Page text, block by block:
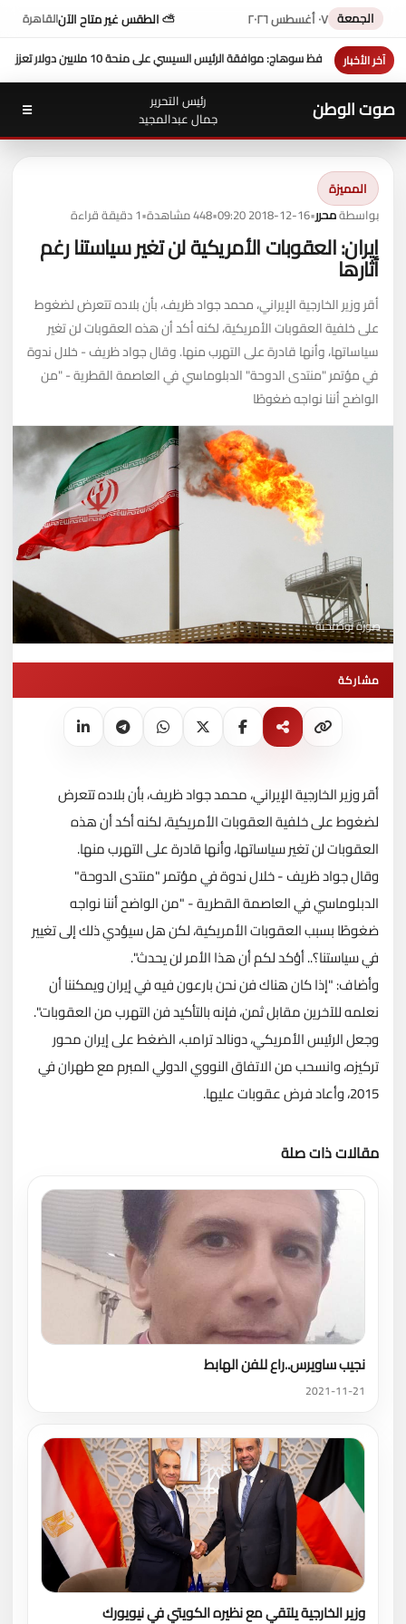
الجمعة ٠٧ أغسطس ٢٠٢٦ ⛅ الطقس غير متاح الآنالقاهرة
آخر الأخبار
بمشاركة محافظ سوهاج ملايين دولار تعزز التنمية بالمحافظة
صوت الوطن
رئيس التحرير
جمال عبدالمجيد
☰
المميزة
بواسطةمحرر•
2018-12-16 09:20
•448 مشاهدة •1 دقيقة قراءة
إيران: العقوبات الأمريكية لن تغير سياستنا رغم
آثارها
أقر وزير الخارجية الإيراني، محمد جواد ظريف، بأن بلاده تتعرض لضغوط
على خلفية العقوبات الأمريكية، لكنه أكد أن هذه العقوبات لن تغير
سياساتها، وأنها قادرة على التهرب منها. وقال جواد ظريف - خلال ندوة
في مؤتمر "منتدى الدوحة" الدبلوماسي في العاصمة القطرية - "من
الواضح أننا نواجه ضغوطًا
صورة توضيحية
مشاركة
أقر وزير الخارجية الإيراني، محمد جواد ظريف، بأن بلاده تتعرض
لضغوط على خلفية العقوبات الأمريكية، لكنه أكد أن هذه
العقوبات لن تغير سياساتها، وأنها قادرة على التهرب منها.
وقال جواد ظريف - خلال ندوة في مؤتمر "منتدى الدوحة"
الدبلوماسي في العاصمة القطرية - "من الواضح أننا نواجه
ضغوطًا بسبب العقوبات الأمريكية، لكن هل سيؤدي ذلك إلى تغيير
في سياستنا؟.. أؤكد لكم أن هذا الأمر لن يحدث".
وأضاف: "إذا كان هناك فن نحن بارعون فيه في إيران ويمكننا أن
نعلمه للآخرين مقابل ثمن، فإنه بالتأكيد فن التهرب من العقوبات".
وجعل الرئيس الأمريكي، دونالد ترامب، الضغط على إيران محور
تركيزه، وانسحب من الاتفاق النووي الدولي المبرم مع طهران في
2015، وأعاد فرض عقوبات عليها.
مقالات ذات صلة
نجيب ساويرس..راع للفن الهابط
2021-11-21
وزير الخارجية يلتقي مع نظيره الكويتي في نيويورك